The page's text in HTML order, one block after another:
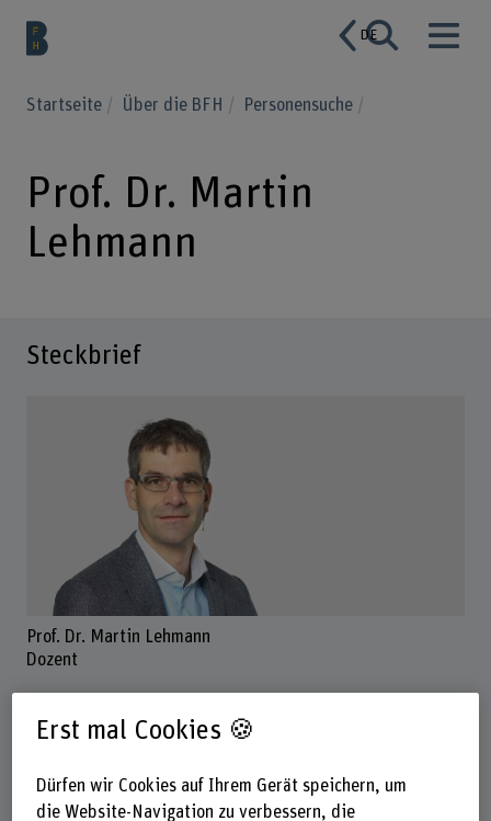
DE
Startseite Über die BFH Personensuche
Prof. Dr. Martin
Lehmann
Steckbrief
Prof. Dr. Martin Lehmann
Dozent
+41 32 344 03 21
Erst mal Cookies 🍪
Dürfen wir Cookies auf Ihrem Gerät speichern, um
die Website-Navigation zu verbessern, die